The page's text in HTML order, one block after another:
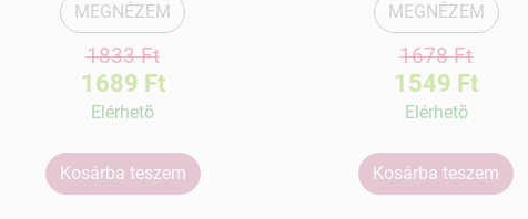
MEGNÉZEM
1833 Ft
1689 Ft
Elérhetõ
Kosárba teszem
MEGNÉZEM
1678 Ft
1549 Ft
Elérhetõ
Kosárba teszem